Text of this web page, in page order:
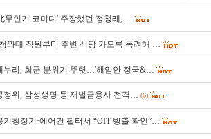
무인기 코미디' 주장했던 정청래, …
와대 직원부터 주변 식당 가도록 독려해 …
누리, 회군 분위기 뚜렷…'해임안 정국&…
정위, 삼성생명 등 재벌금융사 전격… (6)
기청정기·에어컨 필터서 “OIT 방출 확인”…